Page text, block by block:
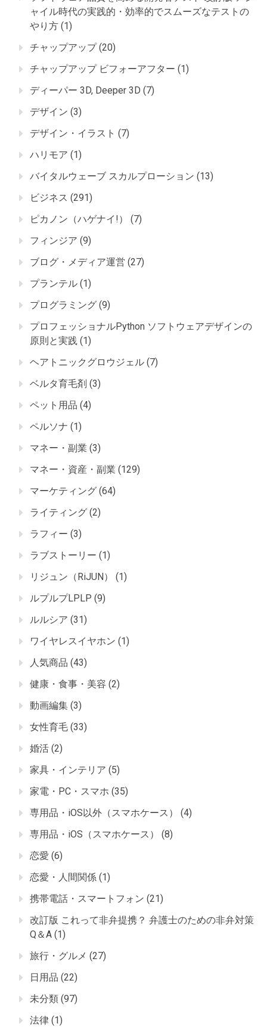
ャイル時代の実践的・効率的でスムーズなテストの
やり方 (1)
チャップアップ(20)
チャップアップ ビフォーアフター (1)
ディーパー 3D, Deeper 3D (7)
デザイン (3)
デザイン・イラスト (7)
ハリモア (1)
バイタルウェーブ スカルプローション (13)
ビジネス (291)
ピカノン（ハゲナイ!）
(7)
フィンジア (9)
ブログ・メディア運営 (27)
プランテル (1)
プログラミング (9)
プロフェッショナルPython ソフトウェアデザインの
原則と実践 (1)
ヘアトニックグロウジェル (7)
ベルタ育毛剤 (3)
ペット用品 (4)
ペルソナ (1)
マネー・副業 (3)
マネー・資産・副業 (129)
マーケティング (64)
ライティング (2)
ラフィー (3)
ラブストーリー (1)
リジュン（RiJUN）
(1)
ルプルプLPLP (9)
ルルシア (31)
ワイヤレスイヤホン (1)
人気商品 (43)
健康・食事・美容 (2)
動画編集 (3)
女性育毛 (33)
婚活 (2)
家具・インテリア (5)
家電・PC・スマホ (35)
専用品・iOS以外（スマホケース）
(4)
専用品・iOS（スマホケース）
(8)
恋愛 (6)
恋愛・人間関係 (1)
携帯電話・スマートフォン (21)
改訂版 これって非弁提携？ 弁護士のための非弁対策
Q＆A (1)
旅行・グルメ (27)
日用品 (22)
未分類 (97)
法律 (1)